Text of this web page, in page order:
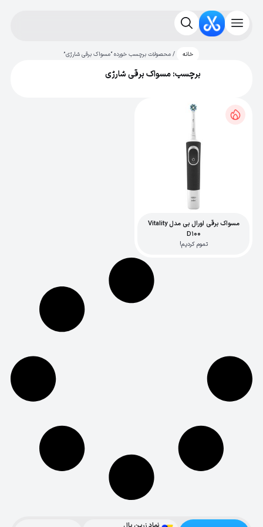
خانه / محصولات برچسب خورده “مسواک برقی شارژی”
برچسب: مسواک برقی شارژی
مسواک برقی اورال بی مدل Vitality
D100
تموم کردیم!